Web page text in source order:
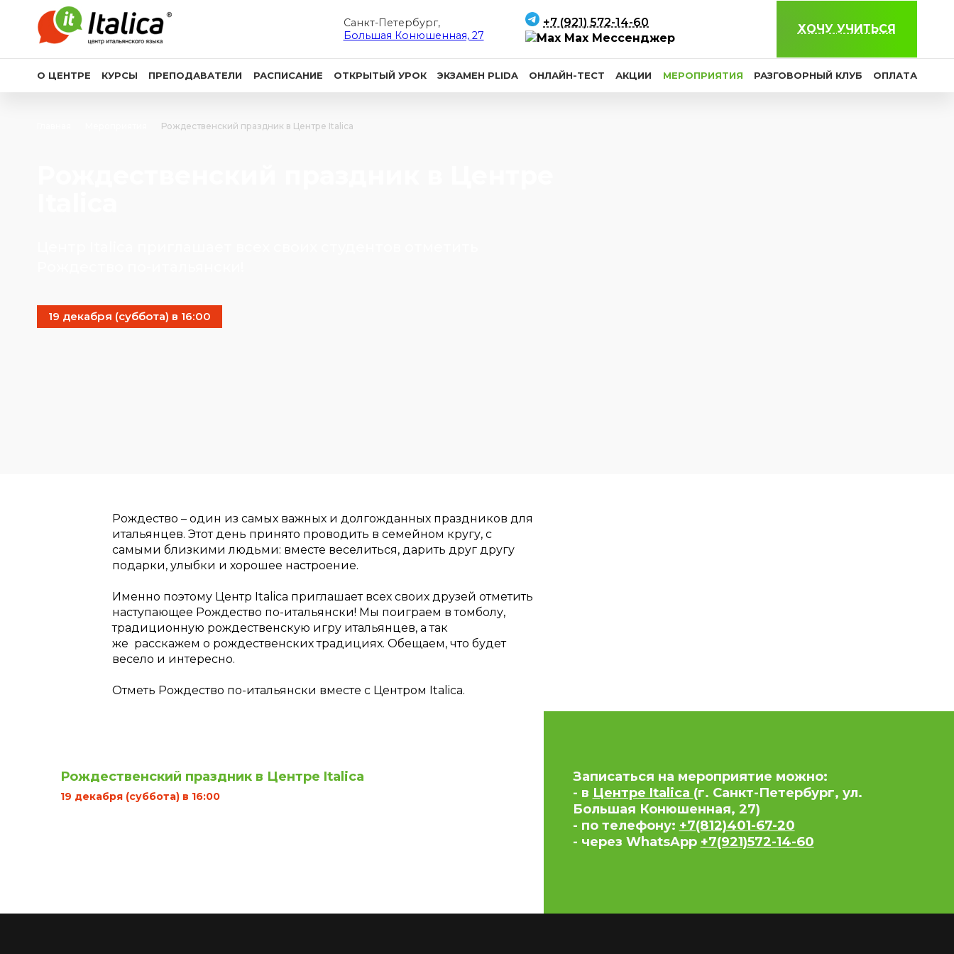
Санкт-Петербург,
Большая Конюшенная, 27
+7 (921) 572-14-60
Max Мессенджер
ХОЧУ УЧИТЬСЯ
О ЦЕНТРЕ КУРСЫ ПРЕПОДАВАТЕЛИ РАСПИСАНИЕ ОТКРЫТЫЙ УРОК ЭКЗАМЕН PLIDA ОНЛАЙН-ТЕСТ АКЦИИ МЕРОПРИЯТИЯ РАЗГОВОРНЫЙ КЛУБ ОПЛАТА
Рождественский праздник в Центре Italica
19 декабря (суббота) в 16:00
Рождество – один из самых важных и долгожданных праздников для
итальянцев. Этот день принято проводить в семейном кругу, с
самыми близкими людьми: вместе веселиться, дарить друг другу
подарки, улыбки и хорошее настроение.
Именно поэтому Центр Italica приглашает всех своих друзей отметить
наступающее Рождество по-итальянски! Мы поиграем в томболу,
традиционную рождественскую игру итальянцев, а так
же расскажем о рождественских традициях. Обещаем, что будет
весело и интересно.
Отметь Рождество по-итальянски вместе с Центром Italica.
Рождественский праздник в Центре Italica
19 декабря (суббота) в 16:00
Записаться на мероприятие можно:
- в Центре Italica (г. Санкт-Петербург, ул.
Большая Конюшенная, 27)
- по телефону: +7(812)401-67-20
- через WhatsApp +7(921)572-14-60